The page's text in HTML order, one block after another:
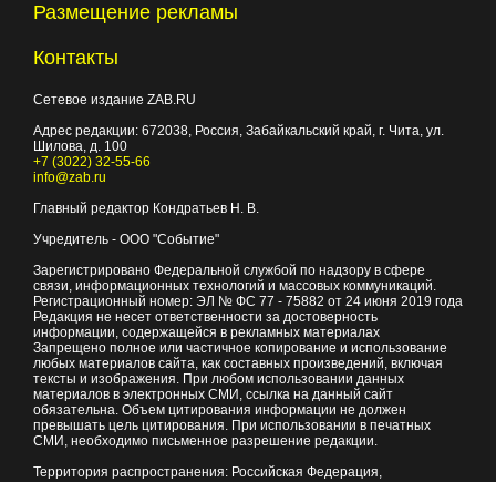
Размещение рекламы
Контакты
Сетевое издание ZAB.RU
Адрес редакции: 672038, Россия, Забайкальский край, г. Чита, ул.
Шилова, д. 100
+7 (3022) 32-55-66
info@zab.ru
Главный редактор Кондратьев Н. В.
Учредитель - ООО "Событие"
Зарегистрировано Федеральной службой по надзору в сфере
связи, информационных технологий и массовых коммуникаций.
Регистрационный номер: ЭЛ № ФС 77 - 75882 от 24 июня 2019 года
Редакция не несет ответственности за достоверность
информации, содержащейся в рекламных материалах
Запрещено полное или частичное копирование и использование
любых материалов сайта, как составных произведений, включая
тексты и изображения. При любом использовании данных
материалов в электронных СМИ, ссылка на данный сайт
обязательна. Объем цитирования информации не должен
превышать цель цитирования. При использовании в печатных
СМИ, необходимо письменное разрешение редакции.
Территория распространения: Российская Федерация,